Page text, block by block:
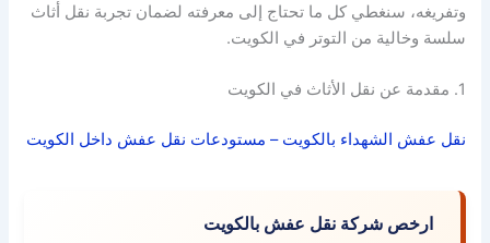
وتفريغه، سنغطي كل ما تحتاج إلى معرفته لضمان تجربة نقل أثاث
سلسة وخالية من التوتر في الكويت.
1. مقدمة عن نقل الأثاث في الكويت
نقل عفش الشهداء بالكويت – مستودعات نقل عفش داخل الكويت
ارخص شركة نقل عفش بالكويت